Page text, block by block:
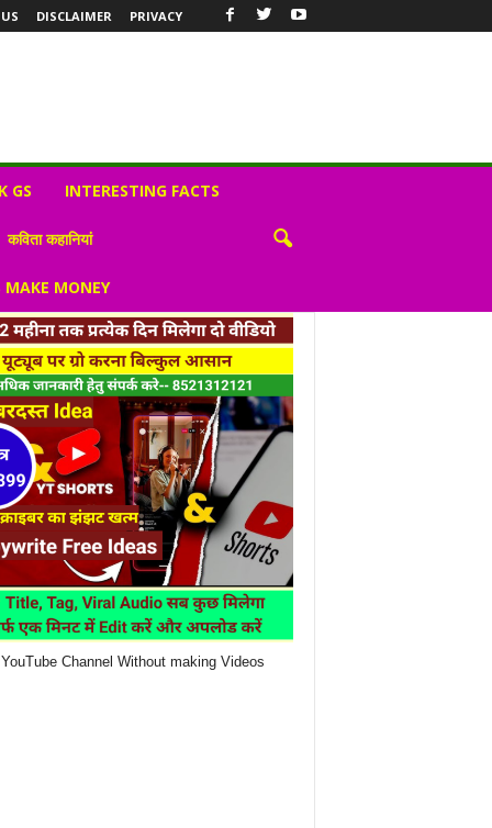
DISCLAIMER PRIVACY
GS INTERESTING FACTS
कविता कहानियां
MONEY
Channel Without making Videos